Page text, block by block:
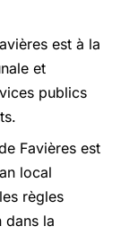
est à la
et
publics
Favières est
local
règles
dans la